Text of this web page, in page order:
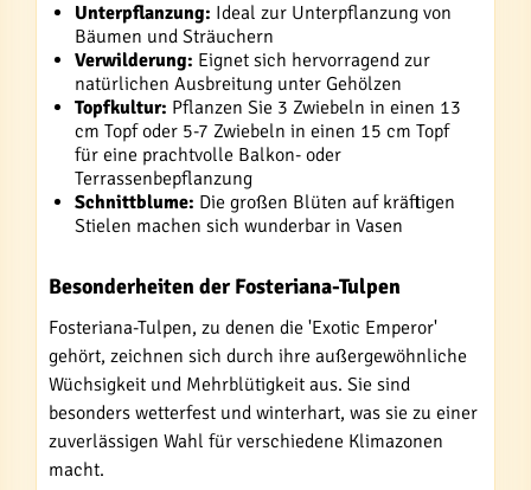
Unterpflanzung: Ideal zur Unterpflanzung von
Bäumen und Sträuchern
Verwilderung: Eignet sich hervorragend zur
natürlichen Ausbreitung unter Gehölzen
Topfkultur: Pflanzen Sie 3 Zwiebeln in einen 13
cm Topf oder 5-7 Zwiebeln in einen 15 cm Topf
für eine prachtvolle Balkon- oder
Terrassenbepflanzung
Schnittblume: Die großen Blüten auf kräftigen
Stielen machen sich wunderbar in Vasen
Besonderheiten der Fosteriana-Tulpen
Fosteriana-Tulpen, zu denen die 'Exotic Emperor'
gehört, zeichnen sich durch ihre außergewöhnliche
Wüchsigkeit und Mehrblütigkeit aus. Sie sind
besonders wetterfest und winterhart, was sie zu einer
zuverlässigen Wahl für verschiedene Klimazonen
macht.